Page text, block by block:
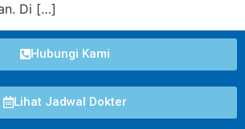
Di […]
Hubungi Kami
Lihat Jadwal Dokter